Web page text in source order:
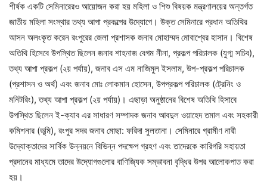
শীর্ষক একটি সেমিনারেরও আয়োজন করা হয় মহিলা ও শিশু বিষয়ক মন্ত্রণালয়ের অন্তর্গত
জাতীয় মহিলা সংস্থার তথ্য আপা প্রকল্পের উদ্যোগে। উক্ত সেমিনারে প্রধান অতিথির
আসন অলংকৃত করেন রংপুরের জেলা প্রশাসক জনাব মোহাম্মদ মোবাশ্বের হাসান। বিশেষ
অতিথি হিসেবে উপস্থিত ছিলেন জনাব শাহনাজ বেগম নীনা, প্রকল্প পরিচালক (যুগ্ম সচিব),
তথ্য আপা প্রকল্প (২য় পর্যায়), জনাব এস এম নাজিমুল ইসলাম, উপ-প্রকল্প পরিচালক
(প্রশাসন ও অর্থ) এবং জনাব মোঃ লোকমান হোসেন, উপপ্রকল্প পরিচালক (ট্রেনিং ও
মনিটরিং), তথ্য আপা প্রকল্প (২য় পর্যায়)। এছাড়া অনুষ্ঠানের বিশেষ অতিথি হিসাবে
উপস্থিত ছিলেন ই-ক্যাব এর সাধারণ সম্পাদক জনাব আবদুল ওয়াহেদ তমাল এবং সহকারী
কমিশনার (ভূমি), রংপুর সদর জনাব মোছা: ফরিদা সুলতানা। সেমিনারে গ্রামীণ নারী
উদ্যোক্তাদের সার্বিক উন্নয়নে বিভিন্ন পদক্ষেপ গ্রহণ এবং তাদেরকে কারিগরি সহায়তা
প্রদানের মাধ্যমে তাদের উদ্যোগগুলোর বাণিজ্যিক সম্ভাবনা বৃদ্ধির উপর আলোকপাত করা
হয়।